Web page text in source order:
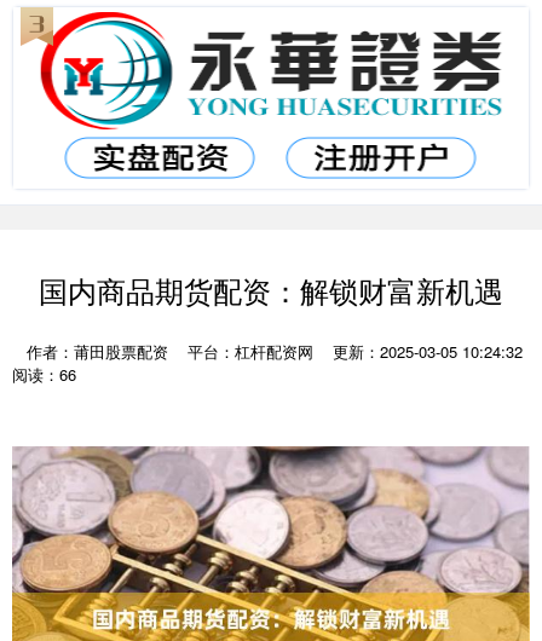
国内商品期货配资：解锁财富新机遇
作者：莆田股票配资 平台：杠杆配资网
更新：2025-03-05 10:24:32
阅读：66